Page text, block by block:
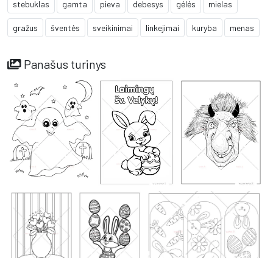
stebuklas gamta pieva debesys gėlės mielas
gražus šventės sveikinimai linkejimai kuryba menas
Panašus turinys